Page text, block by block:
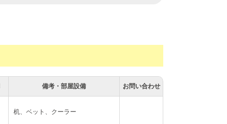
備考・部屋設備 お問い合わせ
机、ベット、クーラー